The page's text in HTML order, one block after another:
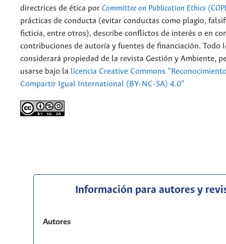
directrices de ética por Committee on Publication Ethics
prácticas de conducta (evitar conductas como plagio,
ficticia, entre otros), describe conflictos de interés o en
contribuciones de autoría y fuentes de financiación. Todo
considerará propiedad de la revista Gestión y Ambiente,
usarse bajo la licencia Creative Commons
Compartir Igual International (BY-NC-SA) 4.0”
Información para autores y
Autores